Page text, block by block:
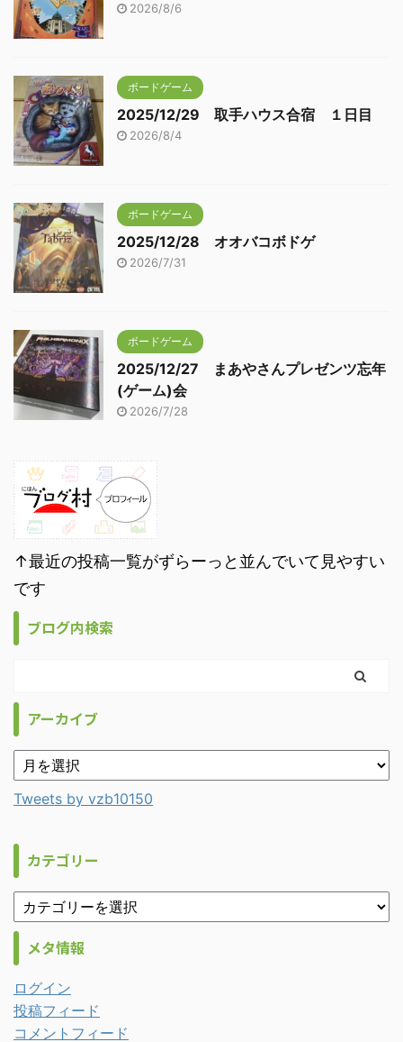
2026/8/6
ボードゲーム
2025/12/29 取手ハウス合宿 １日目
2026/8/4
ボードゲーム
2025/12/28 オオバコボドゲ
2026/7/31
ボードゲーム
2025/12/27 まあやさんプレゼンツ忘年
(ゲーム)会
2026/7/28
↑最近の投稿一覧がずらーっと並んでいて見やすい
です
ブログ内検索
アーカイブ
Tweets by vzb10150
カテゴリー
メタ情報
ログイン
投稿フィード
コメントフィード